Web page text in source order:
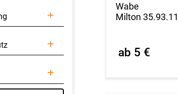
Wabe
Milton 35.93.11
ab 5 €